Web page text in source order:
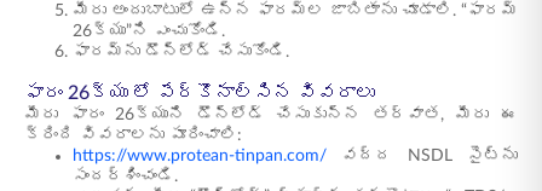
మీరు అందుబాటులో ఉన్న ఫారమ్ల జాబితాను చూడాలి. “ఫారమ్
26క్యు”ని ఎంచుకోండి.
ఫారమ్ను డౌన్లోడ్ చేసుకోండి.
ఫారం 26క్యు లో పేర్కొనాల్సిన వివరాలు
మీరు ఫారం 26క్యుని డౌన్లోడ్ చేసుకున్న తర్వాత, మీరు ఈ
క్రింది వివరాలను పూరించాలి:
https://www.protean-tinpan.com/ వద్ద NSDL సైట్‌ను
సందర్శించండి.